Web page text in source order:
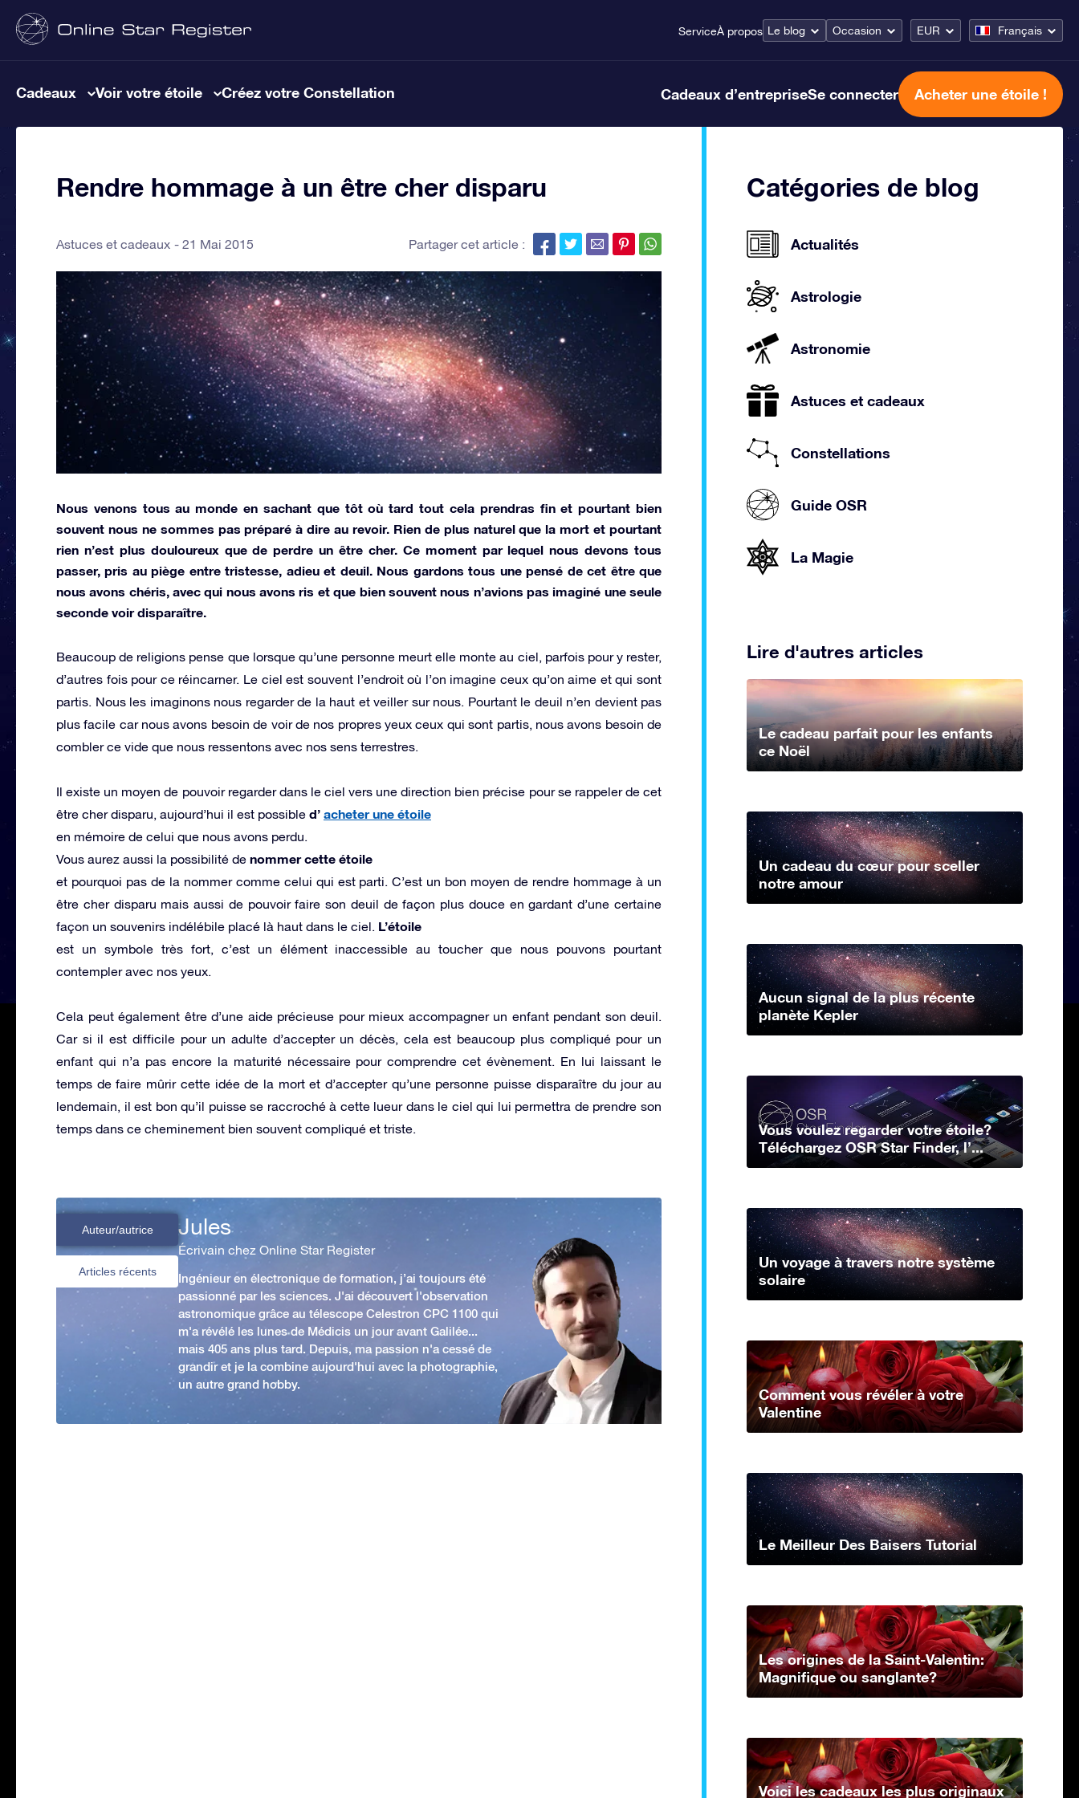
ServiceÀ propos Le blog Occasion EUR Français
Cadeaux Voir votre étoile Créez votre Constellation Cadeaux d’entrepriseSe connecter Acheter une étoile !
Rendre hommage à un être cher disparu
Astuces et cadeaux 21 Mai 2015 Partager cet article :
Nous venons tous au monde en sachant que tôt où tard tout cela prendras fin et pourtant bien
souvent nous ne sommes pas préparé à dire au revoir. Rien de plus naturel que la mort et pourtant
rien n’est plus douloureux que de perdre un être cher. Ce moment par lequel nous devons tous
passer, pris au piège entre tristesse, adieu et deuil. Nous gardons tous une pensé de cet être que
nous avons chéris, avec qui nous avons ris et que bien souvent nous n’avions pas imaginé une seule
seconde voir disparaître.
Beaucoup de religions pense que lorsque qu’une personne meurt elle monte au ciel, parfois pour y rester,
d’autres fois pour ce réincarner. Le ciel est souvent l’endroit où l’on imagine ceux qu’on aime et qui sont
partis. Nous les imaginons nous regarder de la haut et veiller sur nous. Pourtant le deuil n’en devient pas
plus facile car nous avons besoin de voir de nos propres yeux ceux qui sont partis, nous avons besoin de
combler ce vide que nous ressentons avec nos sens terrestres.
Il existe un moyen de pouvoir regarder dans le ciel vers une direction bien précise pour se rappeler de cet
être cher disparu, aujourd’hui il est possible d’ acheter une étoile
en mémoire de celui que nous avons perdu.
Vous aurez aussi la possibilité de nommer cette étoile
et pourquoi pas de la nommer comme celui qui est parti. C’est un bon moyen de rendre hommage à un
être cher disparu mais aussi de pouvoir faire son deuil de façon plus douce en gardant d’une certaine
façon un souvenirs indélébile placé là haut dans le ciel. L’étoile
est un symbole très fort, c’est un élément inaccessible au toucher que nous pouvons pourtant
contempler avec nos yeux.
Cela peut également être d’une aide précieuse pour mieux accompagner un enfant pendant son deuil.
Car si il est difficile pour un adulte d’accepter un décès, cela est beaucoup plus compliqué pour un
enfant qui n’a pas encore la maturité nécessaire pour comprendre cet évènement. En lui laissant le
temps de faire mûrir cette idée de la mort et d’accepter qu’une personne puisse disparaître du jour au
lendemain, il est bon qu’il puisse se raccroché à cette lueur dans le ciel qui lui permettra de prendre son
temps dans ce cheminement bien souvent compliqué et triste.
Auteur/autrice
Articles récents
Jules
Écrivain chez Online Star Register
Ingénieur en électronique de formation, j’ai toujours été
passionné par les sciences. J'ai découvert l'observation
astronomique grâce au télescope Celestron CPC 1100 qui
m'a révélé les lunes de Médicis un jour avant Galilée...
mais 405 ans plus tard. Depuis, ma passion n'a cessé de
grandir et je la combine aujourd'hui avec la photographie,
un autre grand hobby.
Catégories de blog
Actualités
Astrologie
Astronomie
Astuces et cadeaux
Constellations
Guide OSR
La Magie
Lire d'autres articles
Le cadeau parfait pour les enfants
ce Noël
Un cadeau du cœur pour sceller
notre amour
Aucun signal de la plus récente
planète Kepler
Vous voulez regarder votre étoile?
Téléchargez OSR Star Finder, l’...
Un voyage à travers notre système
solaire
Comment vous révéler à votre
Valentine
Le Meilleur Des Baisers Tutorial
Les origines de la Saint-Valentin:
Magnifique ou sanglante?
Voici les cadeaux les plus originaux